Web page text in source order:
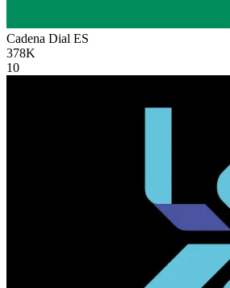
Cadena Dial ES
378K
10